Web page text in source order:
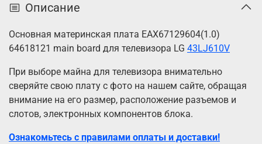
Описание
Основная материнская плата EAX67129604(1.0)
64618121 main board для телевизора LG 43LJ610V
При выборе майна для телевизора внимательно
сверяйте свою плату с фото на нашем сайте, обращая
внимание на его размер, расположение разъемов и
слотов, электронных компонентов блока.
Ознакомьтесь с правилами оплаты и доставки!